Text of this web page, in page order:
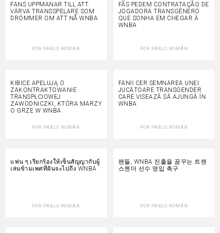
FANS UPPMANAR TILL ATT
VÄRVA TRANSSPELARE SOM
DRÖMMER OM ATT NÅ WNBA
POR PABLO ROMÁN
FÃS PEDEM CONTRATAÇÃO DE
JOGADORA TRANSGÊNERO
QUE SONHA EM CHEGAR À
WNBA
POR PABLO ROMÁN
KIBICE APELUJĄ O
ZAKONTRAKTOWANIE
TRANSPŁCIOWEJ
ZAWODNICZKI, KTÓRA MARZY
O GRZE W WNBA
POR PABLO ROMÁN
FANII CER SEMNAREA UNEI
JUCĂTOARE TRANSGENDER
CARE VISEAZĂ SĂ AJUNGĂ ÎN
WNBA
POR PABLO ROMÁN
แฟน ๆ เรียกร้องให้เซ็นสัญญากับผู้
เล่นข้ามเพศที่ฝันจะไปถึง WNBA
POR PABLO ROMÁN
팬들, WNBA 진출을 꿈꾸는 트랜
스젠더 선수 영입 촉구
POR PABLO ROMÁN